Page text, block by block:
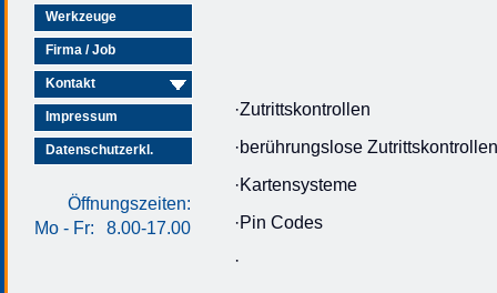
Werkzeuge
Firma / Job
Kontakt
Impressum
Datenschutzerkl.
Öffnungszeiten:
Mo - Fr:
8.00-17.00
·Zutrittskontrollen
·berührungslose Zutrittskontrollen
·Kartensysteme
·Pin Codes
·